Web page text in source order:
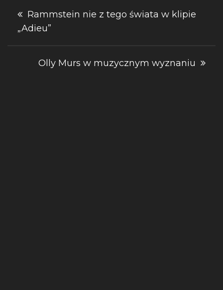
Nawigacja
wpisu
Rammstein nie z tego świata w klipie
„Adieu”
Olly Murs w muzycznym wyznaniu